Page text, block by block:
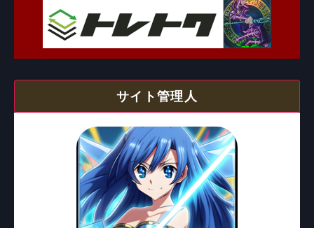
サイト管理人